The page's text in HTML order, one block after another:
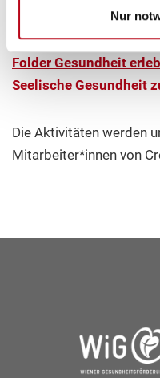
Nur
Folder Gesundheit
Seelische Gesundheit
Die Aktivitäten werden
Mitarbeiter*innen von